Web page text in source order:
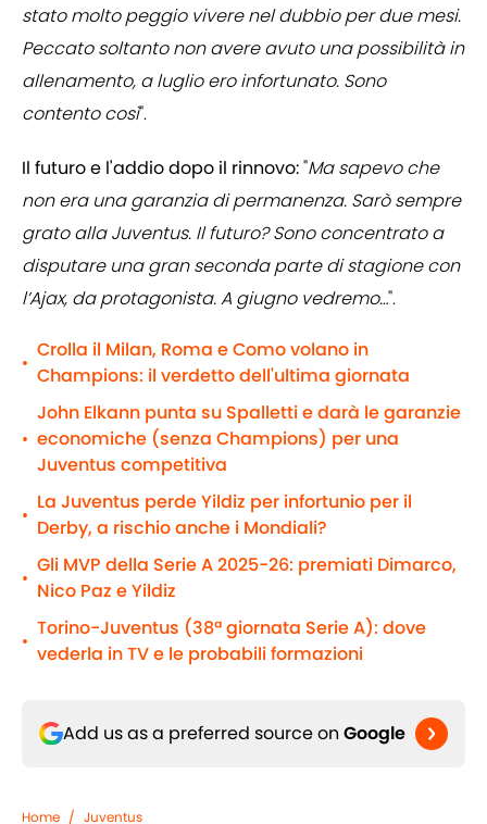
stato molto peggio vivere nel dubbio per due mesi.
Peccato soltanto non avere avuto una possibilità in
allenamento, a luglio ero infortunato. Sono
contento così".
Il futuro e l'addio dopo il rinnovo:"Ma sapevo che
non era una garanzia di permanenza. Sarò sempre
grato alla Juventus. Il futuro? Sono concentrato a
disputare una gran seconda parte di stagione con
l’Ajax, da protagonista. A giugno vedremo…".
•
Crolla il Milan, Roma e Como volano in
Champions: il verdetto dell'ultima giornata
•
John Elkann punta su Spalletti e darà le garanzie
economiche (senza Champions) per una
Juventus competitiva
•
La Juventus perde Yildiz per infortunio per il
Derby, a rischio anche i Mondiali?
•
Gli MVP della Serie A 2025-26: premiati Dimarco,
Nico Paz e Yildiz
•
Torino-Juventus (38ª giornata Serie A): dove
vederla in TV e le probabili formazioni
Add us as a preferred source on Google
Home / Juventus